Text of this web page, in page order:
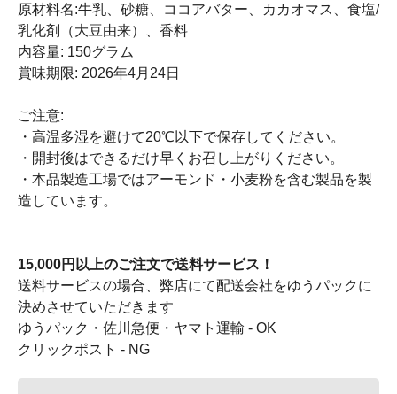
原材料名:牛乳、砂糖、ココアバター、カカオマス、食塩/
乳化剤（大豆由来）、香料
内容量: 150グラム
賞味期限: 2026年4月24日
ご注意:
・高温多湿を避けて20℃以下で保存してください。
・開封後はできるだけ早くお召し上がりください。
・本品製造工場ではアーモンド・小麦粉を含む製品を製
造しています。
15,000円以上のご注文で送料サービス！
送料サービスの場合、弊店にて配送会社をゆうパックに
決めさせていただきます
ゆうパック・佐川急便・ヤマト運輸 - OK
クリックポスト - NG